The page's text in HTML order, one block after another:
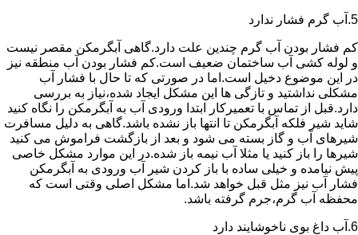
5.آب گرم فشار ندارد
کم فشار بودن آب گرم چندین علت دارد.گاهی آبگرمکن مقصر نیست
و لوله کشی آب ساختمان ضعیف است.کم فشار بودن آب منطقه نیز
در این موضوع دخیل است.اما در صورتی که تا حال با فشار آب
مشکلی نداشتید و تازگی ها این مشکل ایجاد شده،نیاز به بررسی
دارد.قبل از تماس با تعمیرکار ابتدا ورودی آب به آبگرمکن را نگاه کنید
شاید شیر فلکه آبگرمکن تا انتها باز نشده باشد.گاهی به دلیل مسافرت
شیرهای آب و گاز بسته می شود و بعد از بازگشت فراموش می کنید
شیرها را باز کنید یا مثلا آب نیمه باز شده.در این موارد مشکل خاصی
پیش نیامده و خیلی ساده با باز کردن شیر آب ورودی به آبگرمکن
فشار آب نیز مثل قبل خواهد شد.اما مشکل اصلی وقتی است که
محفظه آب گرم،جرم گرفته باشد.
6.آب داغ بوی ناخوشایند دارد